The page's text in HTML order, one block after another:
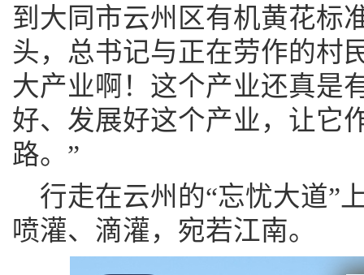
到大同市云州区有机黄花标
头，总书记与正在劳作的村
大产业啊！这个产业还真是
好、发展好这个产业，让它
路。”
行走在云州的“忘忧大道”
喷灌、滴灌，宛若江南。